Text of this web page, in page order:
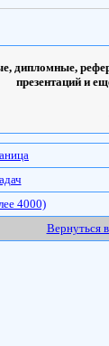
дипломные,
презентаций и
4000)
Вернуться